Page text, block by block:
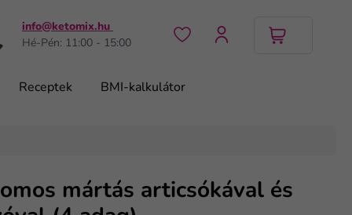
info@ketomix.hu
Hé-Pén: 11:00 - 15:00
Receptek BMI-kalkulátor
mártás articsókával és